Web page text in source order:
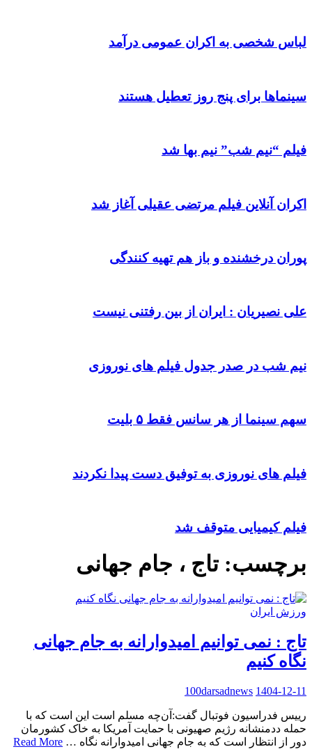
لباس شخصی به اکران عمومی درآمد
سینماها برای پنج‌ روز تعطیل هستند
فیلم “نیم شب” نیم بها شد
اکران آنلاین فیلم مرتضی عقیلی آغاز شد
پوران درخشنده و باز هم تهیه کنندگی
علی نصیریان : ایران از بین رفتنی نیست
نیم شب در صدر جدول فیلم های نوروزی
سهم سینما از هر سانس فقط ۵ بلیت
فیلم های نوروزی به توفیق دست پیدا نکردند
فیلم کیمیایی متوقف شد
برچسب:تاج ، جام جهانی
ورزش ایران
تاج : نمی توانیم امیدوارانه به جام جهانی
نگاه کنیم
100darsadnews 1404-12-11
رییس فدراسیون فوتبال گفت:آن‌چه مسلم است این است که با
حمله ددمنشانه رژیم صهیونی با حمایت آمریکا به خاک کشورمان
دور از انتظار است که به جام جهانی امیدوارانه نگاه … Read More